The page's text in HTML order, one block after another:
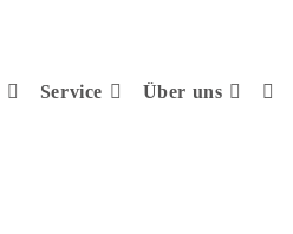
Service Über uns